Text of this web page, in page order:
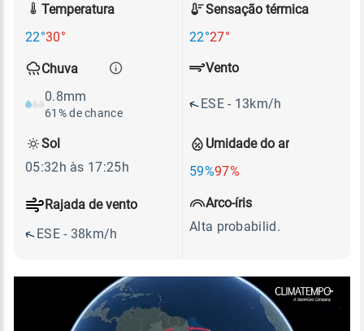
Temperatura
22°30°
Sensação térmica
22°27°
Chuva
0.8mm
61% de chance
Umidade do ar
59%97%
Vento
ESE - 13km/h
Rajada de vento
ESE - 38km/h
Sol
05:32h às 17:25h
Arco-íris
Alta probabilid.